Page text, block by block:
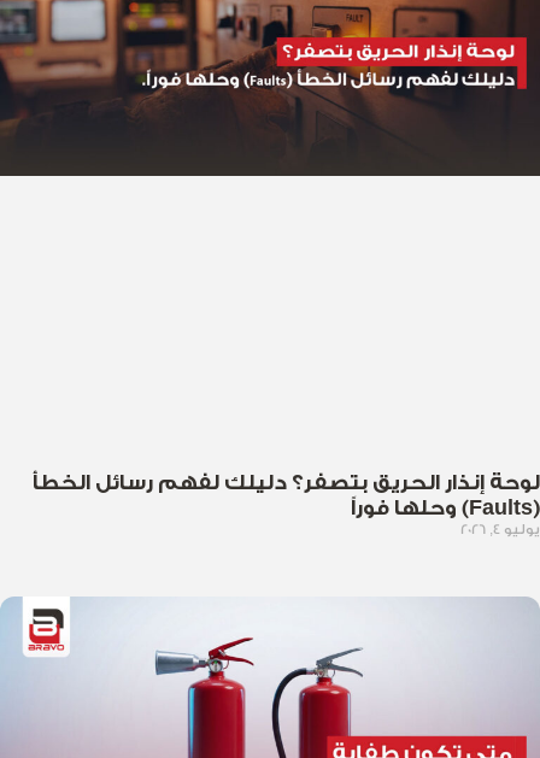
لوحة إنذار الحريق بتصفر؟ دليلك لفهم رسائل الخطأ
(Faults) وحلها فوراً
يوليو 4, 2026